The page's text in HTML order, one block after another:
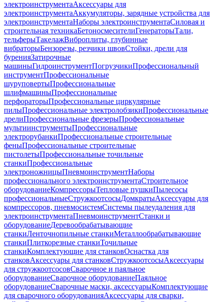
электроинструментаАксессуары для
электроинструментаАккумуляторы, зарядные устройства для
электроинструментаНаборы электроинструментаСиловая и
строительная техникаБетоносмесителиГенераторыТали,
тельферыТакелажВиброплиты, глубинные
вибраторыБензорезы, резчики швовСтойки, дрели для
буренияЗатирочные
машиныГидроинструментПогрузчикиПрофессиональный
инструментПрофессиональные
шуруповертыПрофессиональные
шлифмашиныПрофессиональные
перфораторыПрофессиональные циркулярные
пилыПрофессиональные электролобзикиПрофессиональные
дрелиПрофессиональные фрезерыПрофессиональные
мультиинструментыПрофессиональные
электрорубанкиПрофессиональные строительные
феныПрофессиональные строительные
пистолетыПрофессиональные точильные
станкиПрофессиональные
электроножницыПневмоинструментНаборы
профессионального электроинструментаСтроительное
оборудованиеКомпрессорыТепловые пушкиПылесосы
профессиональныеСтружкоотсосыДомкратыАксессуары для
компрессоров, пневмосистемСистемы пылеудаления для
электроинструментаПневмоинструментСтанки и
оборудованиеДеревообрабатывающие
станкиЛенточнопильные станкиМеталлообрабатывающие
станкиПлиткорезные станкиТочильные
станкиКомплектующие для станковОснастка для
станковАксессуары для станковСтружкоотсосыАксессуары
для стружкоотсосовСварочное и паяльное
оборудованиеСварочное оборудованиеПаяльное
оборудованиеСварочные маски, аксессуарыКомплектующие
для сварочного оборудованияАксессуары для сварки,